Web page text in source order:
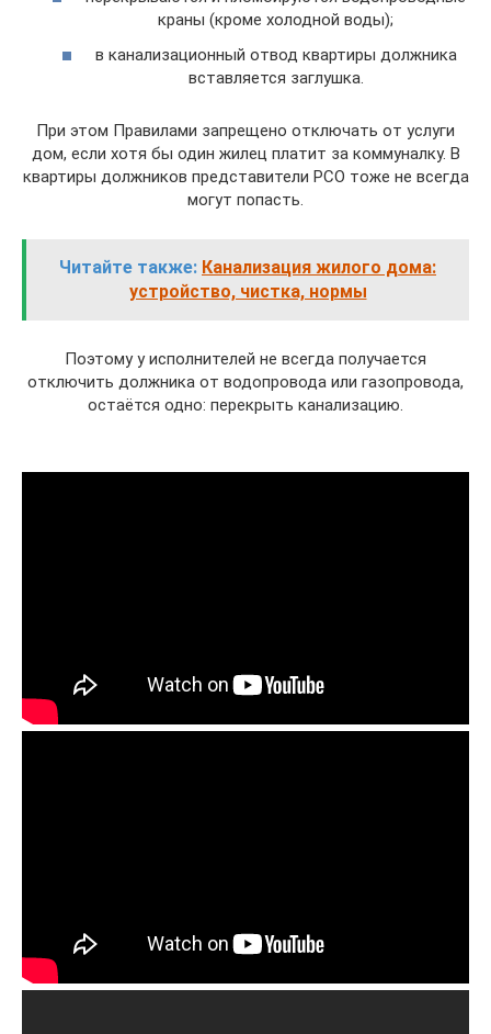
краны (кроме холодной воды);
в канализационный отвод квартиры должника
вставляется заглушка.
При этом Правилами запрещено отключать от услуги
дом, если хотя бы один жилец платит за коммуналку. В
квартиры должников представители РСО тоже не всегда
могут попасть.
Читайте также: Канализация жилого дома:
устройство, чистка, нормы
Поэтому у исполнителей не всегда получается
отключить должника от водопровода или газопровода,
остаётся одно: перекрыть канализацию.